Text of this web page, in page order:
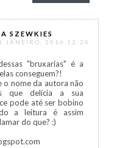
SZEWKIES
JANEIRO, 2016 12:20
"bruxarias" é a
conseguem?!
o nome da autora não
que delícia a sua
pode até ser bobino
a leitura é assim
do que? :)